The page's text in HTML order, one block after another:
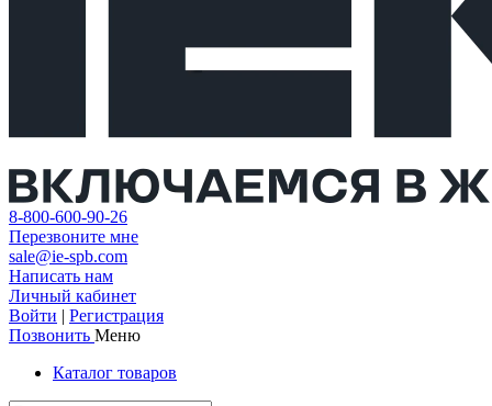
8-800-600-90-26
Перезвоните мне
sale@ie-spb.com
Написать нам
Личный кабинет
Войти | Регистрация
Позвонить Меню
Каталог товаров